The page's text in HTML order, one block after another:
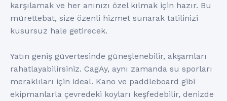
karşılamak ve her anınızı özel kılmak için hazır. Bu
mürettebat, size özenli hizmet sunarak tatilinizi
kusursuz hale getirecek.
Yatın geniş güvertesinde güneşlenebilir, akşamları
rahatlayabilirsiniz. CagAy, aynı zamanda su sporları
meraklıları için ideal. Kano ve paddleboard gibi
ekipmanlarla çevredeki koyları keşfedebilir, denizde